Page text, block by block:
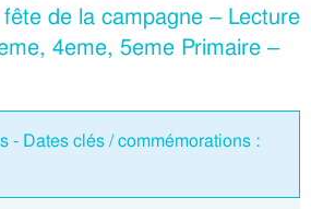
de la campagne – Lecture
4eme, 5eme Primaire –
- Dates clés / commémorations :